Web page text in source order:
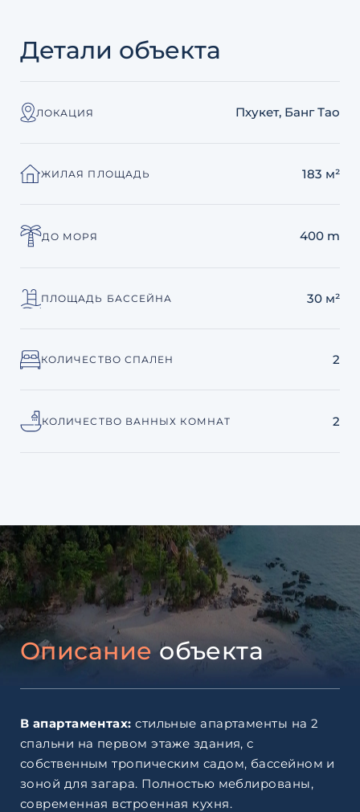
Детали объекта
ЛОКАЦИЯ Пхукет, Банг Тао
ЖИЛАЯ ПЛОЩАДЬ 183 м²
ДО МОРЯ 400 m
ПЛОЩАДЬ БАССЕЙНА 30 м²
КОЛИЧЕСТВО СПАЛЕН 2
КОЛИЧЕСТВО ВАННЫХ КОМНАТ 2
Описаниеобъекта
В апартаментах: стильные апартаменты на 2
спальни на первом этаже здания, с
собственным тропическим садом, бассейном и
зоной для загара. Полностью меблированы,
современная встроенная кухня.